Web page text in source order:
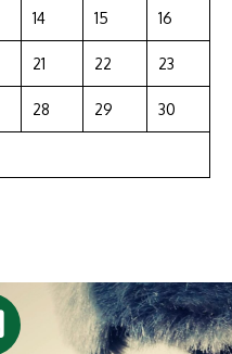
14 15 16
21 22 23
28 29 30